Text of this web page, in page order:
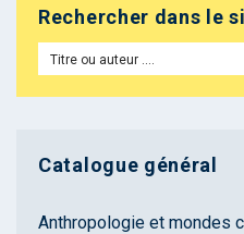
Rechercher dans le
Catalogue général
Anthropologie et mondes